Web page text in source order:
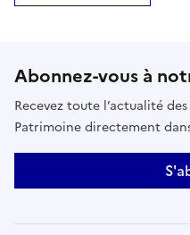
Abonnez-vous à
Recevez toute l’actualité
Patrimoine directement